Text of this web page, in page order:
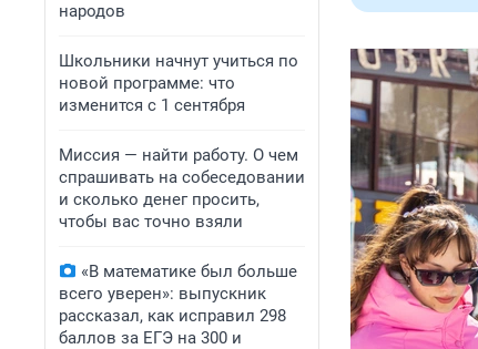
народов
Школьники начнут учиться по
новой программе: что
изменится с 1 сентября
Миссия — найти работу. О чем
спрашивать на собеседовании
и сколько денег просить,
чтобы вас точно взяли
«В математике был больше
всего уверен»: выпускник
рассказал, как исправил 298
баллов за ЕГЭ на 300 и